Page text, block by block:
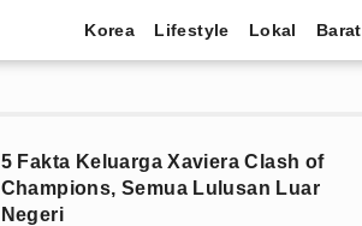
Korea Lifestyle Lokal Barat
5 Fakta Keluarga Xaviera Clash of
Champions, Semua Lulusan Luar
Negeri